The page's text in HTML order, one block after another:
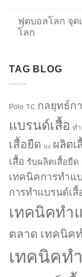
ฟุตบอลโลก จุด
โลก
TAG BLOG
Polo TC กลยุทธ์ก
แบรนด์เสื้อ ทำ
เสื้อยืด บง ผลิตเ
เสื้อ รับผลิตเสื้อยืด
เทคนิคการทำแ
การทำแบรนด์เสื้
เทคนิคทำ
ตลาด เทคนิค
เทคนิคท